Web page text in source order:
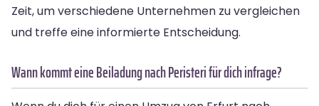
Zeit, um verschiedene Unternehmen zu vergleichen
und treffe eine informierte Entscheidung.
Wann kommt eine Beiladung nach Peristeri für dich infrage?